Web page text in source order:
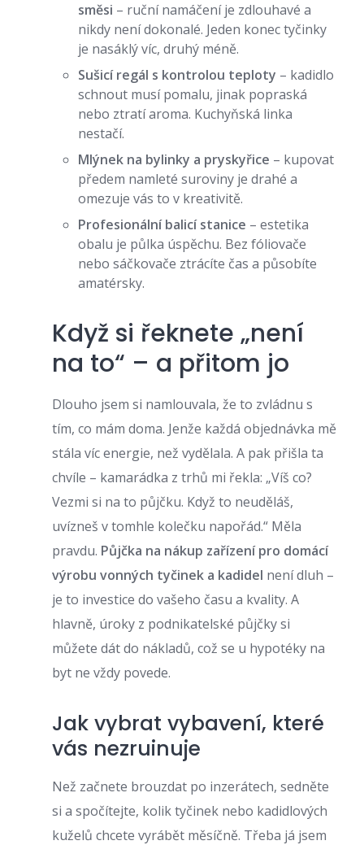
směsi – ruční namáčení je zdlouhavé a
nikdy není dokonalé. Jeden konec tyčinky
je nasáklý víc, druhý méně.
Sušicí regál s kontrolou teploty – kadidlo
schnout musí pomalu, jinak popraská
nebo ztratí aroma. Kuchyňská linka
nestačí.
Mlýnek na bylinky a pryskyřice – kupovat
předem namleté suroviny je drahé a
omezuje vás to v kreativitě.
Profesionální balicí stanice – estetika
obalu je půlka úspěchu. Bez fóliovače
nebo sáčkovače ztrácíte čas a působíte
amatérsky.
Když si řeknete „není
na to“ – a přitom jo
Dlouho jsem si namlouvala, že to zvládnu s
tím, co mám doma. Jenže každá objednávka mě
stála víc energie, než vydělala. A pak přišla ta
chvíle – kamarádka z trhů mi řekla: „Víš co?
Vezmi si na to půjčku. Když to neuděláš,
uvízneš v tomhle kolečku napořád.“ Měla
pravdu. Půjčka na nákup zařízení pro domácí
výrobu vonných tyčinek a kadidel není dluh –
je to investice do vašeho času a kvality. A
hlavně, úroky z podnikatelské půjčky si
můžete dát do nákladů, což se u hypotéky na
byt ne vždy povede.
Jak vybrat vybavení, které
vás nezruinuje
Než začnete brouzdat po inzerátech, sedněte
si a spočítejte, kolik tyčinek nebo kadidlových
kuželů chcete vyrábět měsíčně. Třeba já jsem